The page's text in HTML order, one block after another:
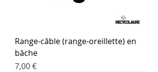
Range-câble (range-oreillette) en
bâche
Prix
7,00 €